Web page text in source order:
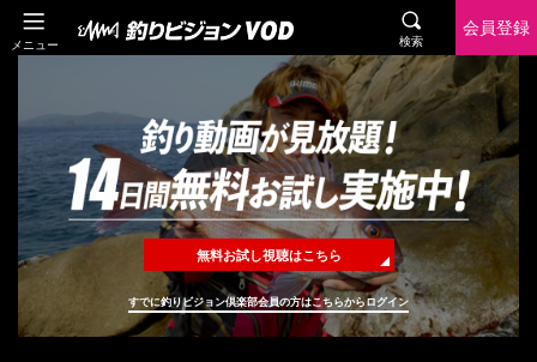
メニュー 検索
会員登録
無料お試し視聴はこちら
すでに釣りビジョン倶楽部会員の方はこちらからログイン